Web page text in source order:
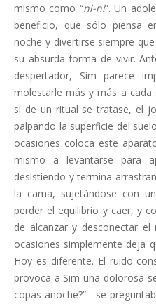
mismo como “ni-ni”. Un
beneficio, que sólo piensa
noche y divertirse siempre
su absurda forma de vivir.
despertador, Sim parece
molestarle más y más a cada
si de un ritual se tratase, el
palpando la superficie del
ocasiones coloca este
mismo a levantarse para
desistiendo y termina
la cama, sujetándose con
perder el equilibrio y caer, y
de alcanzar y desconectar
ocasiones simplemente deja
Hoy es diferente. El ruido
provoca a Sim una dolorosa
copas anoche?” –se